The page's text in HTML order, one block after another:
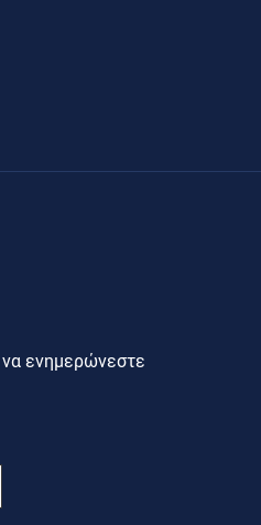
να ενημερώνεστε